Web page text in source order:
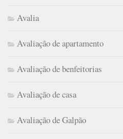
Avalia
Avaliação de apartamento
Avaliação de benfeitorias
Avaliação de casa
Avaliação de Galpão